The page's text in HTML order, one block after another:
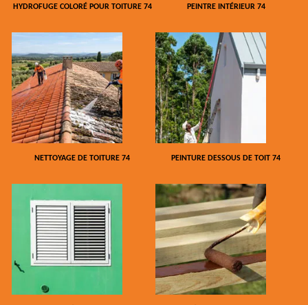
HYDROFUGE COLORÉ POUR TOITURE 74 PEINTRE INTÉRIEUR 74
NETTOYAGE DE TOITURE 74 PEINTURE DESSOUS DE TOIT 74